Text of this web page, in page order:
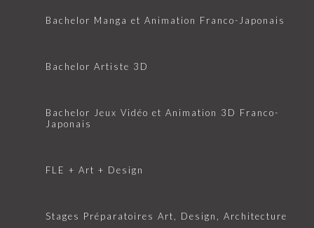
Bachelor Manga et Animation Franco-Japonais
Bachelor Artiste 3D
Bachelor Jeux Vidéo et Animation 3D Franco-
Japonais
FLE + Art + Design
Stages Préparatoires Art, Design, Architecture